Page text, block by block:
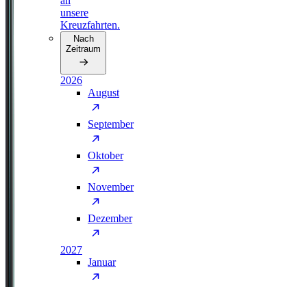
unsere
Kreuzfahrten.
Nach
Zeitraum
2026
August
September
Oktober
November
Dezember
2027
Januar